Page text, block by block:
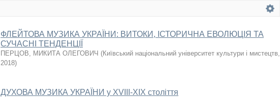
ФЛЕЙТОВА МУЗИКА УКРАЇНИ: ВИТОКИ, ІСТОРИЧНА ЕВОЛЮЦІЯ ТА
СУЧАСНІ ТЕНДЕНЦІЇ
ПЕРЦОВ, МИКИТА ОЛЕГОВИЧ (Київський національний університет культури і мистецтв,
2018)
ДУХОВА МУЗИКА УКРАЇНИ у XVIII-XIX століття